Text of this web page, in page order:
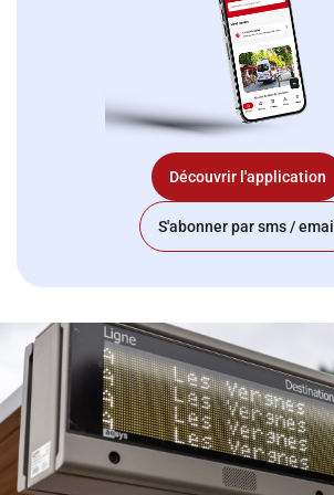
Découvrir l'application
S'abonner par sms / email